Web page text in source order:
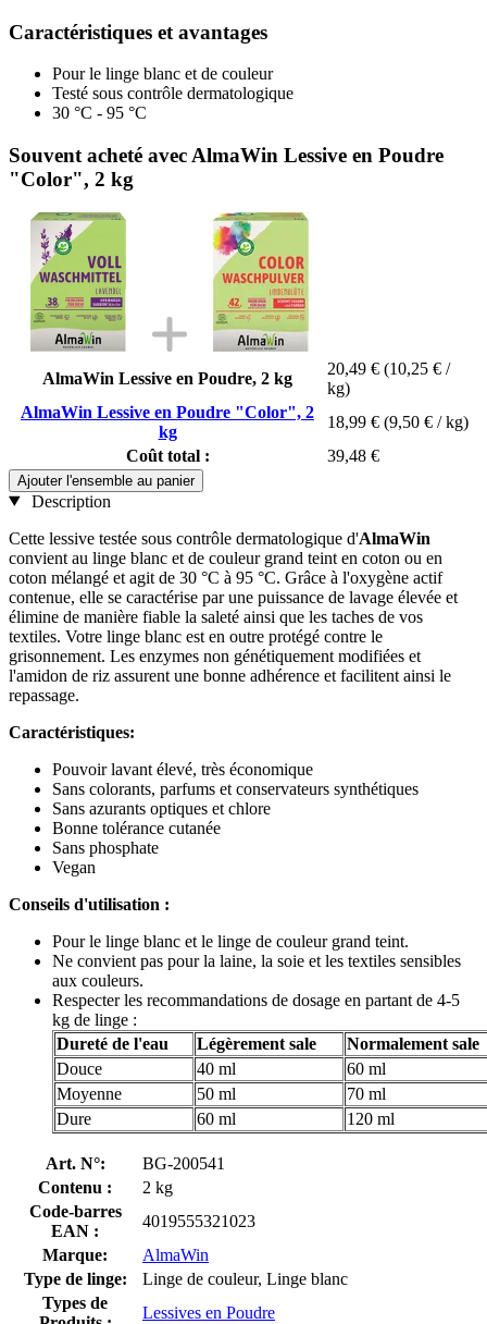
Caractéristiques et avantages
Pour le linge blanc et de couleur
Testé sous contrôle dermatologique
30 °C - 95 °C
Souvent acheté avec AlmaWin Lessive en Poudre
"Color", 2 kg
AlmaWin Lessive en Poudre, 2 kg
20,49 € (10,25 € /
kg)
AlmaWin Lessive en Poudre "Color", 2
kg
18,99 € (9,50 € / kg)
Coût total :
39,48 €
Ajouter l'ensemble au panier
Description
Cette lessive testée sous contrôle dermatologique d'AlmaWin
convient au linge blanc et de couleur grand teint en coton ou en
coton mélangé et agit de 30 °C à 95 °C. Grâce à l'oxygène actif
contenue, elle se caractérise par une puissance de lavage élevée et
élimine de manière fiable la saleté ainsi que les taches de vos
textiles. Votre linge blanc est en outre protégé contre le
grisonnement. Les enzymes non génétiquement modifiées et
l'amidon de riz assurent une bonne adhérence et facilitent ainsi le
repassage.
Caractéristiques:
Pouvoir lavant élevé, très économique
Sans colorants, parfums et conservateurs synthétiques
Sans azurants optiques et chlore
Bonne tolérance cutanée
Sans phosphate
Vegan
Conseils d'utilisation :
Pour le linge blanc et le linge de couleur grand teint.
Ne convient pas pour la laine, la soie et les textiles sensibles
aux couleurs.
Respecter les recommandations de dosage en partant de 4-5
kg de linge :
Dureté de l'eau
Légèrement sale
Normalement sale
Douce
40 ml
60 ml
Moyenne
50 ml
70 ml
Dure
60 ml 120 ml
Art. N°:
BG-200541
Contenu :
2 kg
Code-barres
EAN :
4019555321023
Marque:
AlmaWin
Type de linge:
Linge de couleur, Linge blanc
Types de
Lessives en Poudre